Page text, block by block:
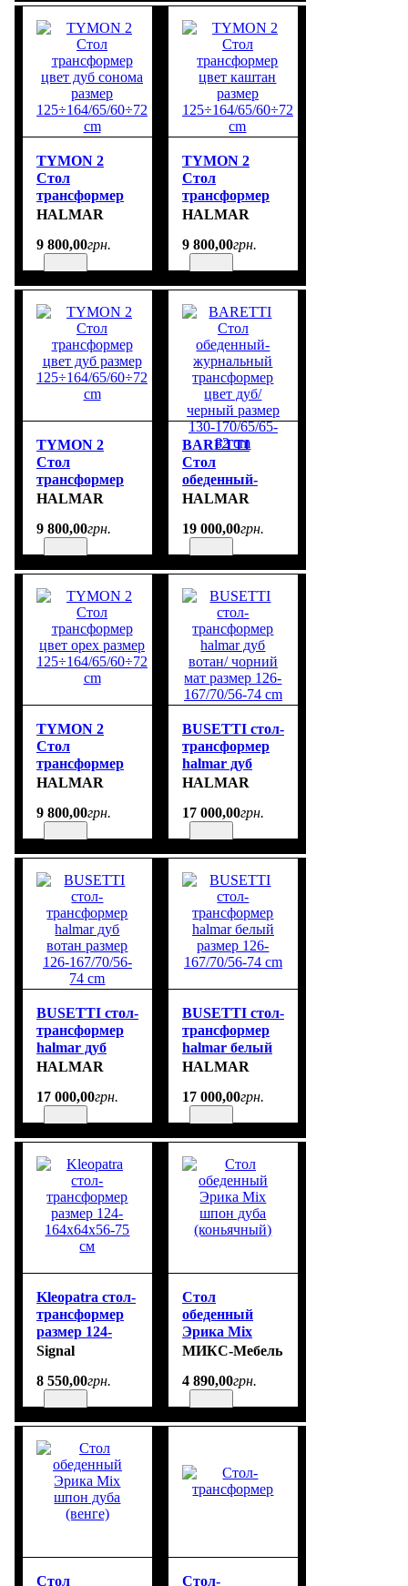
кашемір
размер 126-
167/70/56-74 cm
TYMON 2
Cтол
трансформер
цвет дуб
125÷164/65/60÷72
HALMAR
9 800,00грн.
TYMON 2
Cтол
трансформер
цвет каштан
125÷164/65/60÷72
HALMAR
9 800,00грн.
TYMON 2
Cтол
трансформер
цвет дуб
125÷164/65/60÷72
HALMAR
9 800,00грн.
BARETTI
Стол
обеденный-
журнальный
цвет дуб/
HALMAR
19 000,00грн.
TYMON 2
Cтол
трансформер
цвет орех
125÷164/65/60÷72
HALMAR
9 800,00грн.
BUSETTI стол-
трансформер
halmar дуб
вотан/ чорний
126-167/70/56-
HALMAR
17 000,00грн.
BUSETTI стол-
трансформер
halmar дуб
вотан размер
74 cm
HALMAR
17 000,00грн.
BUSETTI стол-
трансформер
halmar белый
размер 126-
HALMAR
17 000,00грн.
Kleopatra стол-
трансформер
размер 124-
164х64х56-75
Signal
8 550,00грн.
Стол
обеденный
Эрика Mix
шпон дуба
МИКС-Мебель
4 890,00грн.
Стол Стол-